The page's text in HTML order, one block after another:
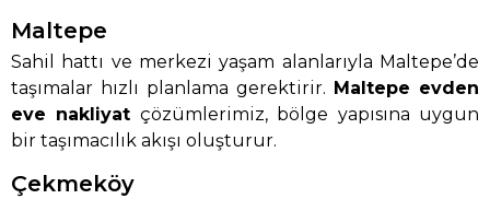
Maltepe
Sahil hattı ve merkezi yaşam alanlarıyla Maltepe’de
taşımalar hızlı planlama gerektirir. Maltepe evden
eve nakliyat çözümlerimiz, bölge yapısına uygun
bir taşımacılık akışı oluşturur.
Çekmeköy